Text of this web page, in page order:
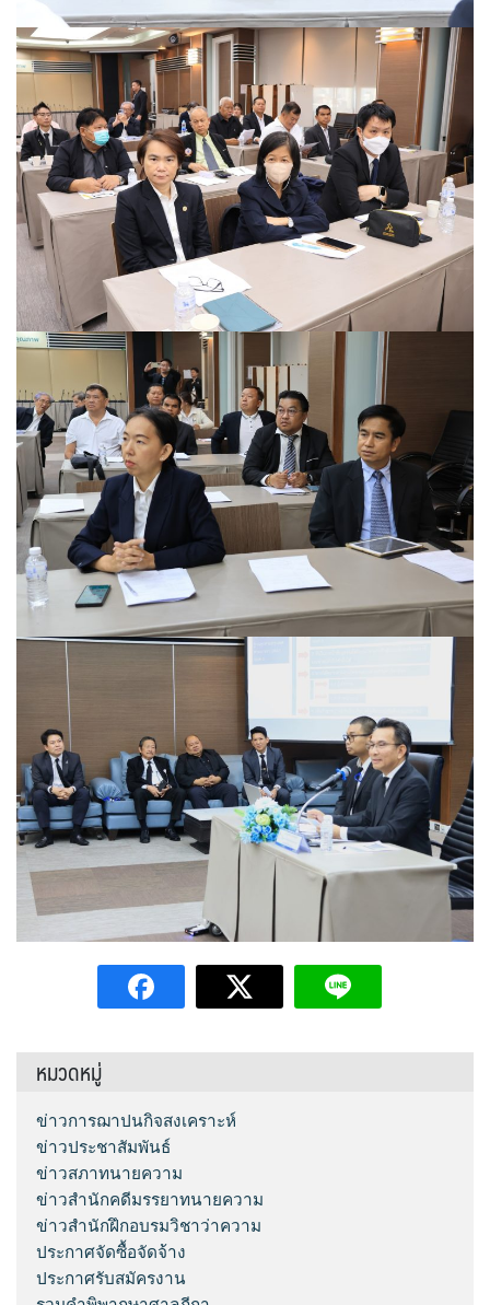
หมวดหมู่
ข่าวการฌาปนกิจสงเคราะห์
ข่าวประชาสัมพันธ์
ข่าวสภาทนายความ
ข่าวสำนักคดีมรรยาทนายความ
ข่าวสำนักฝึกอบรมวิชาว่าความ
ประกาศจัดซื้อจัดจ้าง
ประกาศรับสมัครงาน